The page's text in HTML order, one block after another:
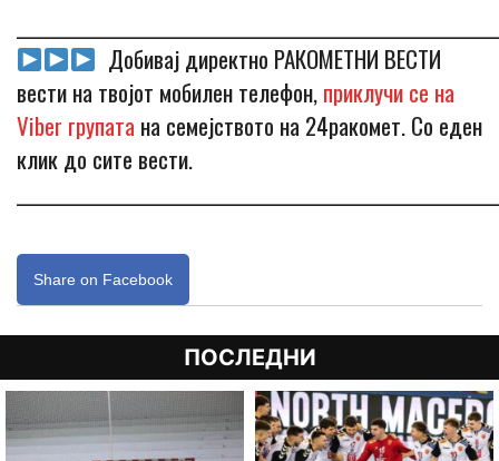
Добивај директно РАКОМЕТНИ ВЕСТИ
вести на твојот мобилен телефон,приклучи се на
Viber групата на семејството на 24ракомет. Со еден
клик до сите вести.
Share on Facebook
ПОСЛЕДНИ